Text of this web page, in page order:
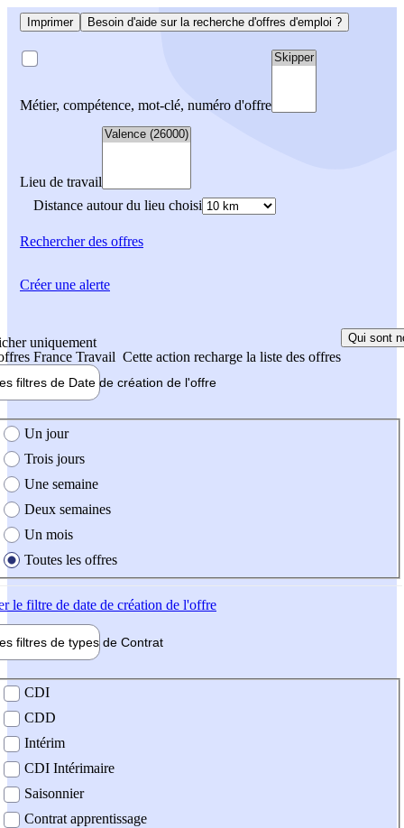
Imprimer Besoin d'aide sur la recherche d'offres d'emploi ?
Métier, compétence, mot-clé, numéro d'offre
Lieu de travail
Distance autour du lieu choisi
Rechercherdes offres
uniquement
France Travail Cette action recharge la liste des offres
Qui sont
filtres de Date de création de l'offre
création de l'offre
Un jour
Trois jours
Une semaine
Deux semaines
Un mois
Toutes les offres
le filtre de date de création de l'offre
filtres de types de Contrat
contrat
CDI
CDD
Intérim
CDI Intérimaire
Saisonnier
Contrat apprentissage
Créer une alerte